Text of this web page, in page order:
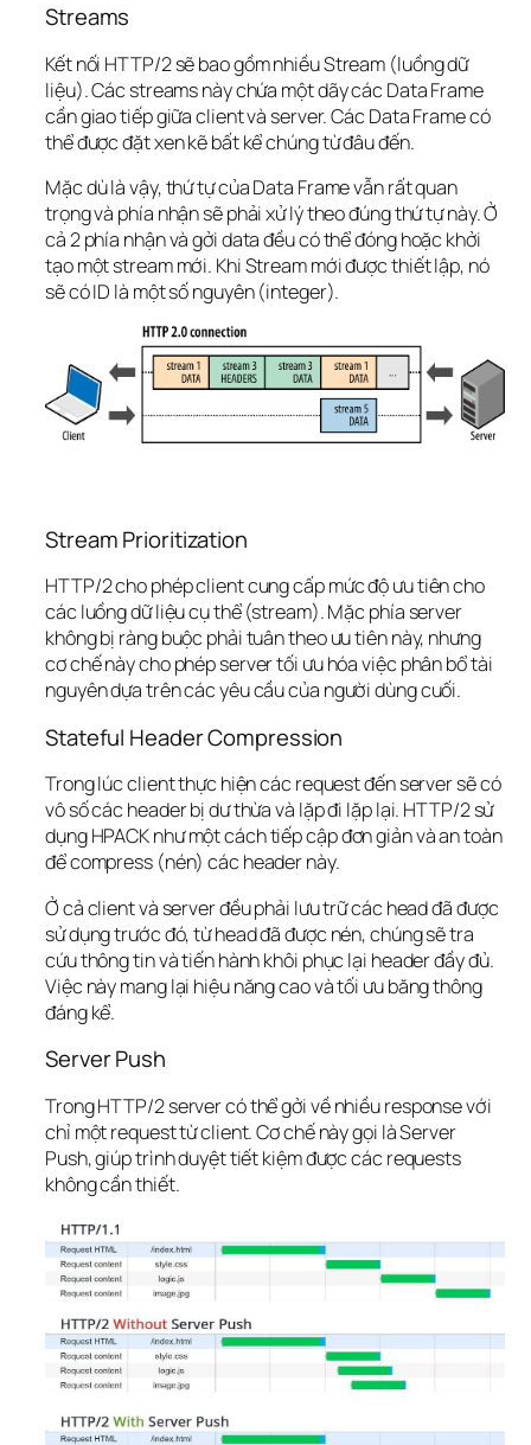
Streams
Kết nối HTTP/2 sẽ bao gồm nhiều Stream (luồng dữ
liệu). Các streams này chứa một dãy các Data Frame
cần giao tiếp giữa client và server. Các Data Frame có
thể được đặt xen kẽ bất kể chúng từ đâu đến.
Mặc dù là vậy, thứ tự của Data Frame vẫn rất quan
trọng và phía nhận sẽ phải xử lý theo đúng thứ tự này. Ở
cả 2 phía nhận và gởi data đều có thể đóng hoặc khởi
tạo một stream mới. Khi Stream mới được thiết lập, nó
sẽ có ID là một số nguyên (integer).
Stream Prioritization
HTTP/2 cho phép client cung cấp mức độ ưu tiên cho
các luồng dữ liệu cụ thể (stream). Mặc phía server
không bị ràng buộc phải tuân theo ưu tiên này, nhưng
cơ chế này cho phép server tối ưu hóa việc phân bổ tài
nguyên dựa trên các yêu cầu của người dùng cuối.
Stateful Header Compression
Trong lúc client thực hiện các request đến server sẽ có
vô số các header bị dư thừa và lặp đi lặp lại. HTTP/2 sử
dụng HPACK như một cách tiếp cập đơn giản và an toàn
để compress (nén) các header này.
Ở cả client và server đều phải lưu trữ các head đã được
sử dụng trước đó, từ head đã được nén, chúng sẽ tra
cứu thông tin và tiến hành khôi phục lại header đầy đủ.
Việc này mang lại hiệu năng cao và tối ưu băng thông
đáng kể.
Server Push
Trong HTTP/2 server có thể gởi về nhiều response với
chỉ một request từ client. Cơ chế này gọi là Server
Push, giúp trình duyệt tiết kiệm được các requests
không cần thiết.